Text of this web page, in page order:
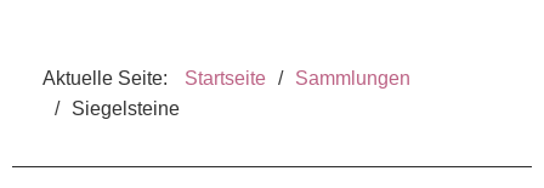
Aktuelle Seite: Startseite /
Sammlungen
/
Siegelsteine